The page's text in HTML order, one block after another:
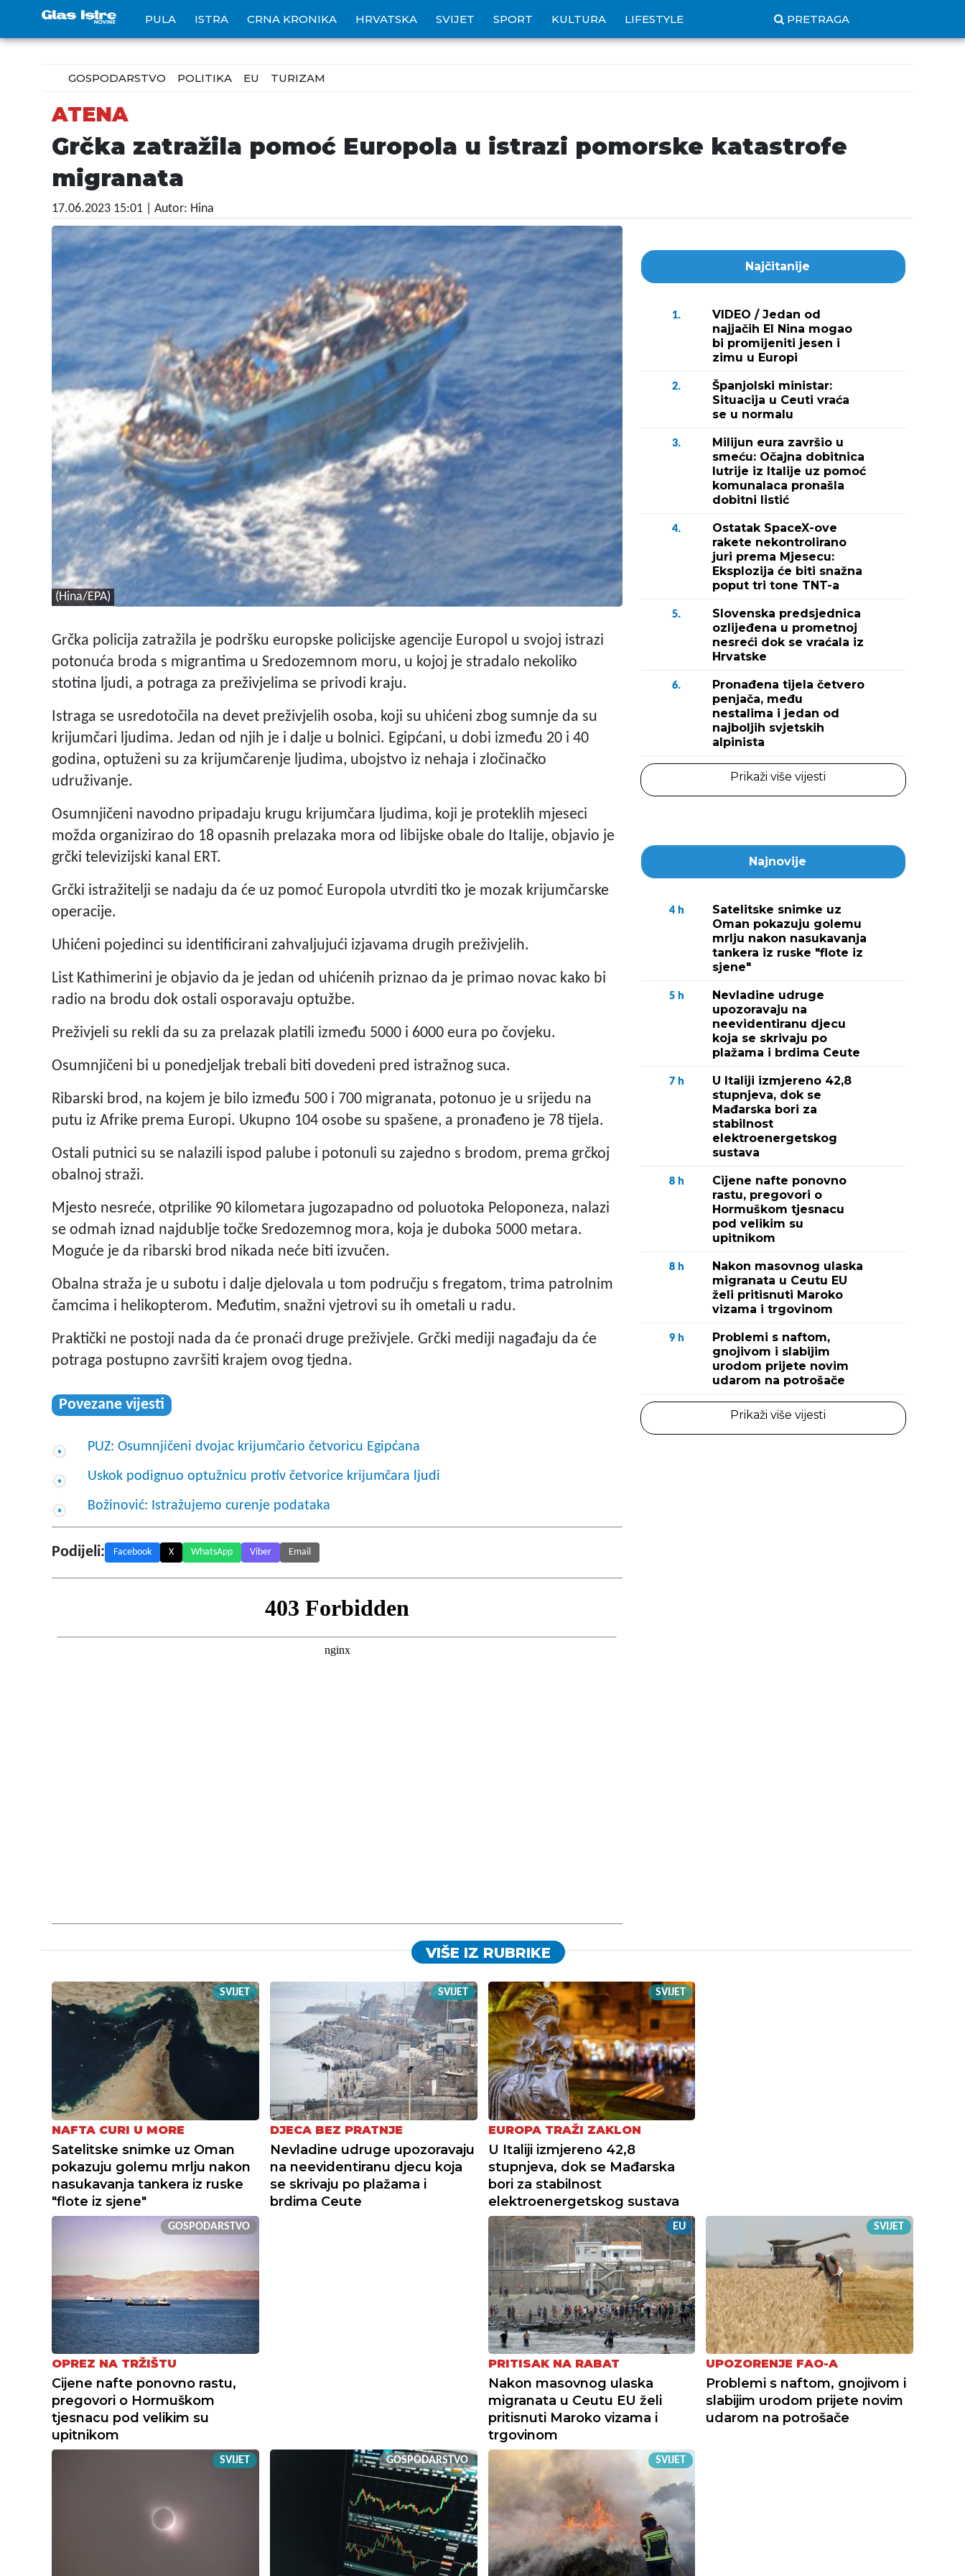
PULA ISTRA CRNA KRONIKA HRVATSKA SVIJET SPORT KULTURA LIFESTYLE PRETRAGA
GOSPODARSTVO POLITIKA EU TURIZAM
ATENA
Grčka zatražila pomoć Europola u istrazi pomorske katastrofe
migranata
17.06.2023 15:01 | Autor: Hina
(Hina/EPA)
Grčka policija zatražila je podršku europske policijske agencije Europol u svojoj istrazi
potonuća broda s migrantima u Sredozemnom moru, u kojoj je stradalo nekoliko
stotina ljudi, a potraga za preživjelima se privodi kraju.
Istraga se usredotočila na devet preživjelih osoba, koji su uhićeni zbog sumnje da su
krijumčari ljudima. Jedan od njih je i dalje u bolnici. Egipćani, u dobi između 20 i 40
godina, optuženi su za krijumčarenje ljudima, ubojstvo iz nehaja i zločinačko
udruživanje.
Osumnjičeni navodno pripadaju krugu krijumčara ljudima, koji je proteklih mjeseci
možda organizirao do 18 opasnih prelazaka mora od libijske obale do Italije, objavio je
grčki televizijski kanal ERT.
Grčki istražitelji se nadaju da će uz pomoć Europola utvrditi tko je mozak krijumčarske
operacije.
Uhićeni pojedinci su identificirani zahvaljujući izjavama drugih preživjelih.
List Kathimerini je objavio da je jedan od uhićenih priznao da je primao novac kako bi
radio na brodu dok ostali osporavaju optužbe.
Preživjeli su rekli da su za prelazak platili između 5000 i 6000 eura po čovjeku.
Osumnjičeni bi u ponedjeljak trebali biti dovedeni pred istražnog suca.
Ribarski brod, na kojem je bilo između 500 i 700 migranata, potonuo je u srijedu na
putu iz Afrike prema Europi. Ukupno 104 osobe su spašene, a pronađeno je 78 tijela.
Ostali putnici su se nalazili ispod palube i potonuli su zajedno s brodom, prema grčkoj
obalnoj straži.
Mjesto nesreće, otprilike 90 kilometara jugozapadno od poluotoka Peloponeza, nalazi
se odmah iznad najdublje točke Sredozemnog mora, koja je duboka 5000 metara.
Moguće je da ribarski brod nikada neće biti izvučen.
Obalna straža je u subotu i dalje djelovala u tom području s fregatom, trima patrolnim
čamcima i helikopterom. Međutim, snažni vjetrovi su ih ometali u radu.
Praktički ne postoji nada da će pronaći druge preživjele. Grčki mediji nagađaju da će
potraga postupno završiti krajem ovog tjedna.
Povezane vijesti
PUZ: Osumnjičeni dvojac krijumčario četvoricu Egipćana
Uskok podignuo optužnicu protiv četvorice krijumčara ljudi
Božinović: Istražujemo curenje podataka
Podijeli: Facebook X WhatsApp Viber Email
Najčitanije
1.
VIDEO / Jedan od
najjačih El Nina mogao
bi promijeniti jesen i
zimu u Europi
2.
Španjolski ministar:
Situacija u Ceuti vraća
se u normalu
3.
Milijun eura završio u
smeću: Očajna dobitnica
lutrije iz Italije uz pomoć
komunalaca pronašla
dobitni listić
4.
Ostatak SpaceX-ove
rakete nekontrolirano
juri prema Mjesecu:
Eksplozija će biti snažna
poput tri tone TNT-a
5.
Slovenska predsjednica
ozlijeđena u prometnoj
nesreći dok se vraćala iz
Hrvatske
6.
Pronađena tijela četvero
penjača, među
nestalima i jedan od
najboljih svjetskih
alpinista
Prikaži više vijesti
Najnovije
4 h
Satelitske snimke uz
Oman pokazuju golemu
mrlju nakon nasukavanja
tankera iz ruske "flote iz
sjene"
5 h
Nevladine udruge
upozoravaju na
neevidentiranu djecu
koja se skrivaju po
plažama i brdima Ceute
7 h
U Italiji izmjereno 42,8
stupnjeva, dok se
Mađarska bori za
stabilnost
elektroenergetskog
sustava
8 h
Cijene nafte ponovno
rastu, pregovori o
Hormuškom tjesnacu
pod velikim su
upitnikom
8 h
Nakon masovnog ulaska
migranata u Ceutu EU
želi pritisnuti Maroko
vizama i trgovinom
9 h
Problemi s naftom,
gnojivom i slabijim
urodom prijete novim
udarom na potrošače
Prikaži više vijesti
VIŠE IZ RUBRIKE
SVIJET
NAFTA CURI U MORE
Satelitske snimke uz Oman
pokazuju golemu mrlju nakon
nasukavanja tankera iz ruske
"flote iz sjene"
SVIJET
DJECA BEZ PRATNJE
Nevladine udruge upozoravaju
na neevidentiranu djecu koja
se skrivaju po plažama i
brdima Ceute
SVIJET
EUROPA TRAŽI ZAKLON
U Italiji izmjereno 42,8
stupnjeva, dok se Mađarska
bori za stabilnost
elektroenergetskog sustava
GOSPODARSTVO
OPREZ NA TRŽIŠTU
Cijene nafte ponovno rastu,
pregovori o Hormuškom
tjesnacu pod velikim su
upitnikom
EU
PRITISAK NA RABAT
Nakon masovnog ulaska
migranata u Ceutu EU želi
pritisnuti Maroko vizama i
trgovinom
SVIJET
UPOZORENJE FAO-A
Problemi s naftom, gnojivom i
slabijim urodom prijete novim
udarom na potrošače
SVIJET GOSPODARSTVO SVIJET